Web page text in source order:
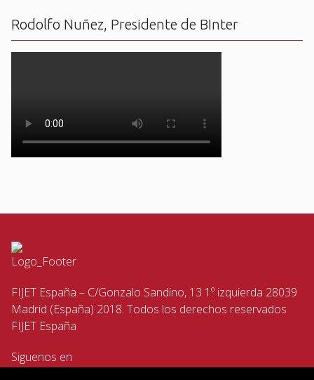
Rodolfo Nuñez, Presidente de BInter
FIJET España – C/Gonzalo Sandino, 13 1º izquierda 28039
Madrid (España) 2018. Todos los derechos reservados
FIJET España
Siguenos en